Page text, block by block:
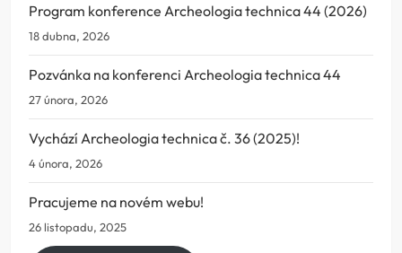
Program konference Archeologia technica 44 (2026)
18 dubna, 2026
Pozvánka na konferenci Archeologia technica 44
27 února, 2026
Vychází Archeologia technica č. 36 (2025)!
4 února, 2026
Pracujeme na novém webu!
26 listopadu, 2025